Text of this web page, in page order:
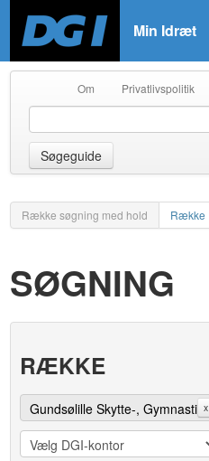
Min Idræt
Om Privatlivspolitik
Søgeguide
Række søgning med hold Række
SØGNING
RÆKKE
Gundsølille Skytte-, Gymnastik-
og Idrætsforening (GSG&IF)
x